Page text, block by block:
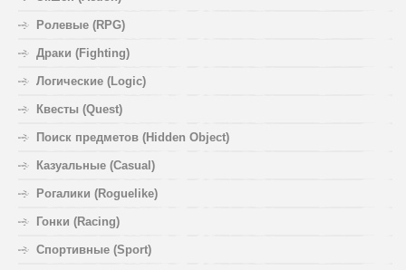
Ролевые (RPG)
Драки (Fighting)
Логические (Logic)
Квесты (Quest)
Поиск предметов (Hidden Object)
Казуальные (Casual)
Рогалики (Roguelike)
Гонки (Racing)
Спортивные (Sport)